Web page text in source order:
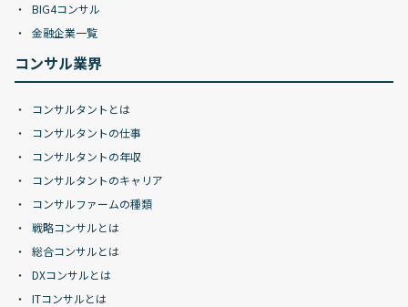
BIG4コンサル
金融企業一覧
コンサル業界
コンサルタントとは
コンサルタントの仕事
コンサルタントの年収
コンサルタントのキャリア
コンサルファームの種類
戦略コンサルとは
総合コンサルとは
DXコンサルとは
ITコンサルとは